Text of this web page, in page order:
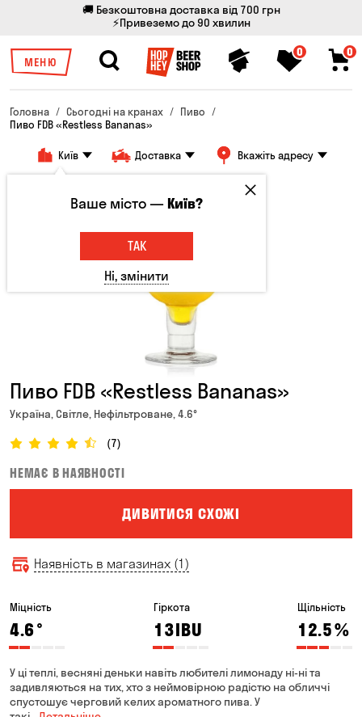
🚚 Безкоштовна доставка від 700 грн
⚡Привеземо до 90 хвилин
МЕНЮ
0 0
Головна Сьогодні на кранах
Пиво
Пиво FDB «Restless Bananas»
Київ Доставка Вкажіть адресу
Пиво FDB «Restless Bananas»
Україна, Світле, Нефільтроване, 4.6°
(7)
НЕМАЄ В НАЯВНОСТІ
ДИВИТИСЯ СХОЖІ
Наявність в магазинах (1)
Міцність
4.6°
Гіркота
13IBU
Щільність
12.5%
У ці теплі, весняні деньки навіть любителі лимонаду ні-ні та
задивляються на тих, хто з неймовірною радістю на обличчі
спустошує черговий келих ароматного пива. У
Ваше місто —Київ?
ТАК
Ні, змінити